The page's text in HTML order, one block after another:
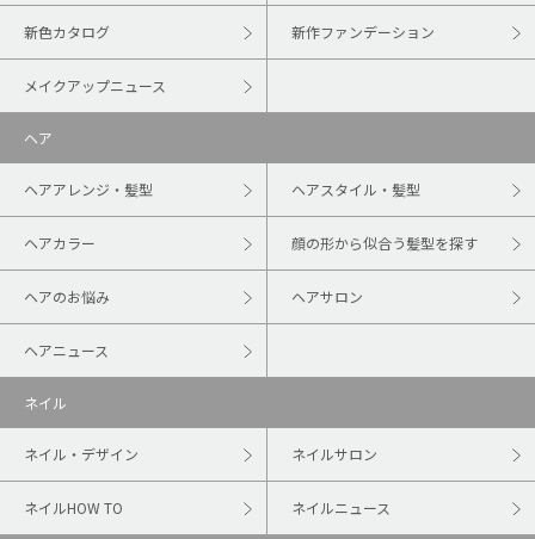
新色カタログ 新作ファンデーション
メイクアップニュース
ヘア
ヘアアレンジ・髪型 ヘアスタイル・髪型
ヘアカラー 顔の形から似合う髪型を探す
ヘアのお悩み ヘアサロン
ヘアニュース
ネイル
ネイル・デザイン ネイルサロン
ネイルHOW TO ネイルニュース